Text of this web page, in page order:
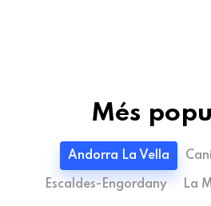
Més
Andorra La Vella
Escaldes-Engordany La